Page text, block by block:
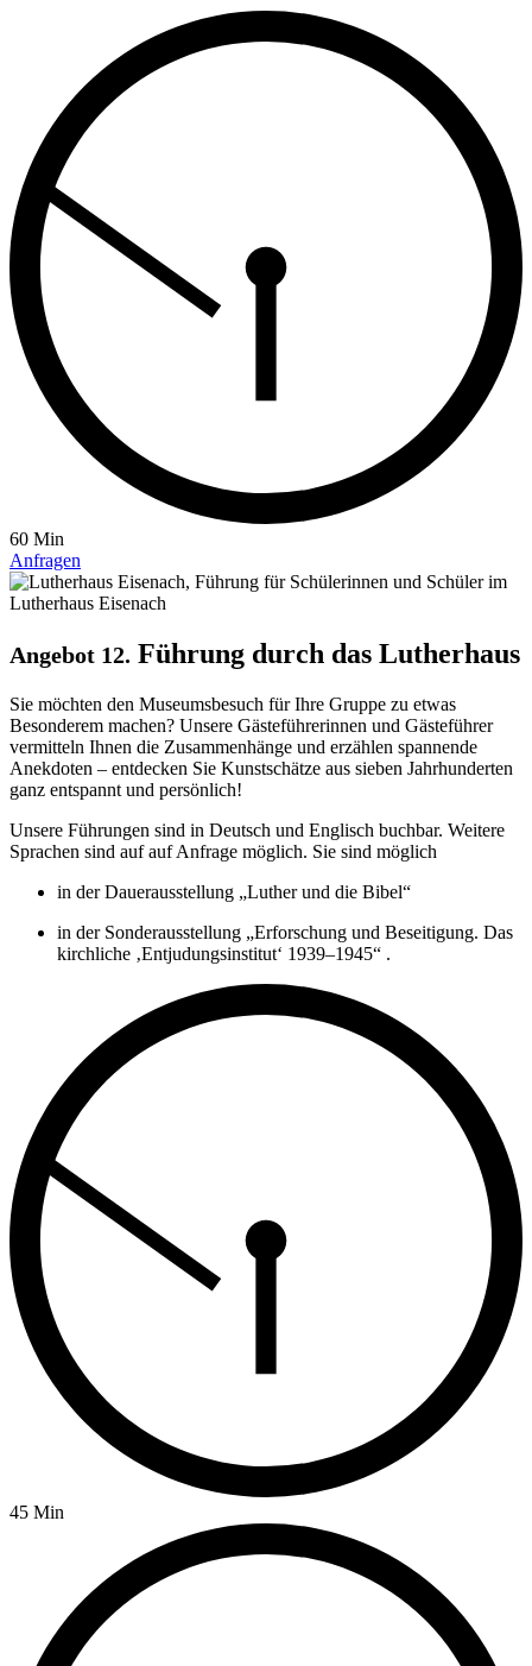
60 Min
Anfragen
Angebot 12. Führung durch das Lutherhaus
Sie möchten den Museumsbesuch für Ihre Gruppe zu etwas
Besonderem machen? Unsere Gästeführerinnen und Gästeführer
vermitteln Ihnen die Zusammenhänge und erzählen spannende
Anekdoten – entdecken Sie Kunstschätze aus sieben Jahrhunderten
ganz entspannt und persönlich!
Unsere Führungen sind in Deutsch und Englisch buchbar. Weitere
Sprachen sind auf auf Anfrage möglich. Sie sind möglich
in der Dauerausstellung „Luther und die Bibel“
in der Sonderausstellung „Erforschung und Beseitigung. Das
kirchliche ‚Entjudungsinstitut‘ 1939–1945“ .
45 Min